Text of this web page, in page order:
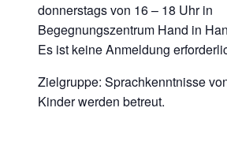
donnerstags von 16 – 18 Uhr in
Begegnungszentrum Hand in
Es ist keine Anmeldung
Zielgruppe: Sprachkenntnisse
Kinder werden betreut.